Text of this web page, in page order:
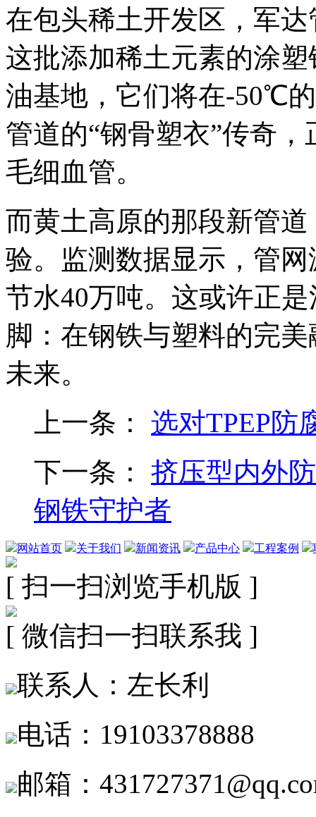
在包头稀土开发区，军
这批添加稀土元素的涂
油基地，它们将在-50℃
管道的“钢骨塑衣”传奇
毛细血管。
而黄土高原的那段新管
验。监测数据显示，管
节水40万吨。这或许正
脚：在钢铁与塑料的完
未来。
上一条： 选对TPEP防
下一条： 挤压型内外
钢铁守护者
网站首页 关于我们 新闻资讯 产品中心 工程案例
[ 扫一扫浏览手机版 ]
[ 微信扫一扫联系我 ]
联系人：左长利
电话：19103378888
邮箱：